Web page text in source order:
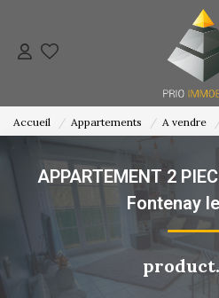
NOS ACTIONS
NOTRE
Accueil Appartements A vendre
APPARTEMENT 2
Fontenay